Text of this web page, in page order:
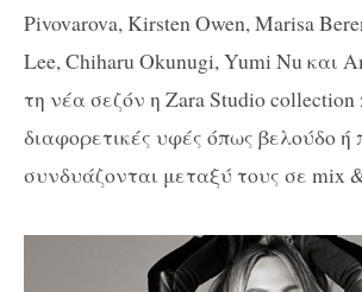
Pivovarova, Kirsten Owen, Marisa
Lee, Chiharu Okunugi, Yumi Nu και
τη νέα σεζόν η Zara Studio collection
διαφορετικές υφές όπως βελούδο ή
συνδυάζονται μεταξύ τους σε mix